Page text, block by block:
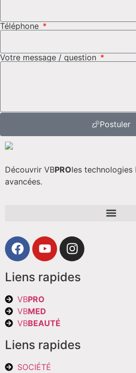
Téléphone
Votre message / question
Postuler
Découvrir VBPROles technologies
avancées.
Liens rapides
VBPRO
VBMED
VBBEAUTÉ
Liens rapides
SOCIÉTÉ